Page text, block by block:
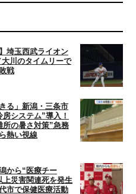
埼玉西武ライオン
川のタイムリーで
戦
る」新潟・三条市
システム”導入！
所の暑さ対策”急務
熱い視線
から“医療チー
上災害関連死を発生
市で保健医療活動